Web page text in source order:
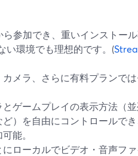
ら参加でき、重いインストー
い環境でも理想的です。(
カメラ、さらに有料プランで
とゲームプレイの表示方法（
）を自由にコントロールで
能。
にローカルでビデオ・音声フ